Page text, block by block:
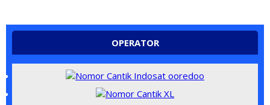
OPERATOR